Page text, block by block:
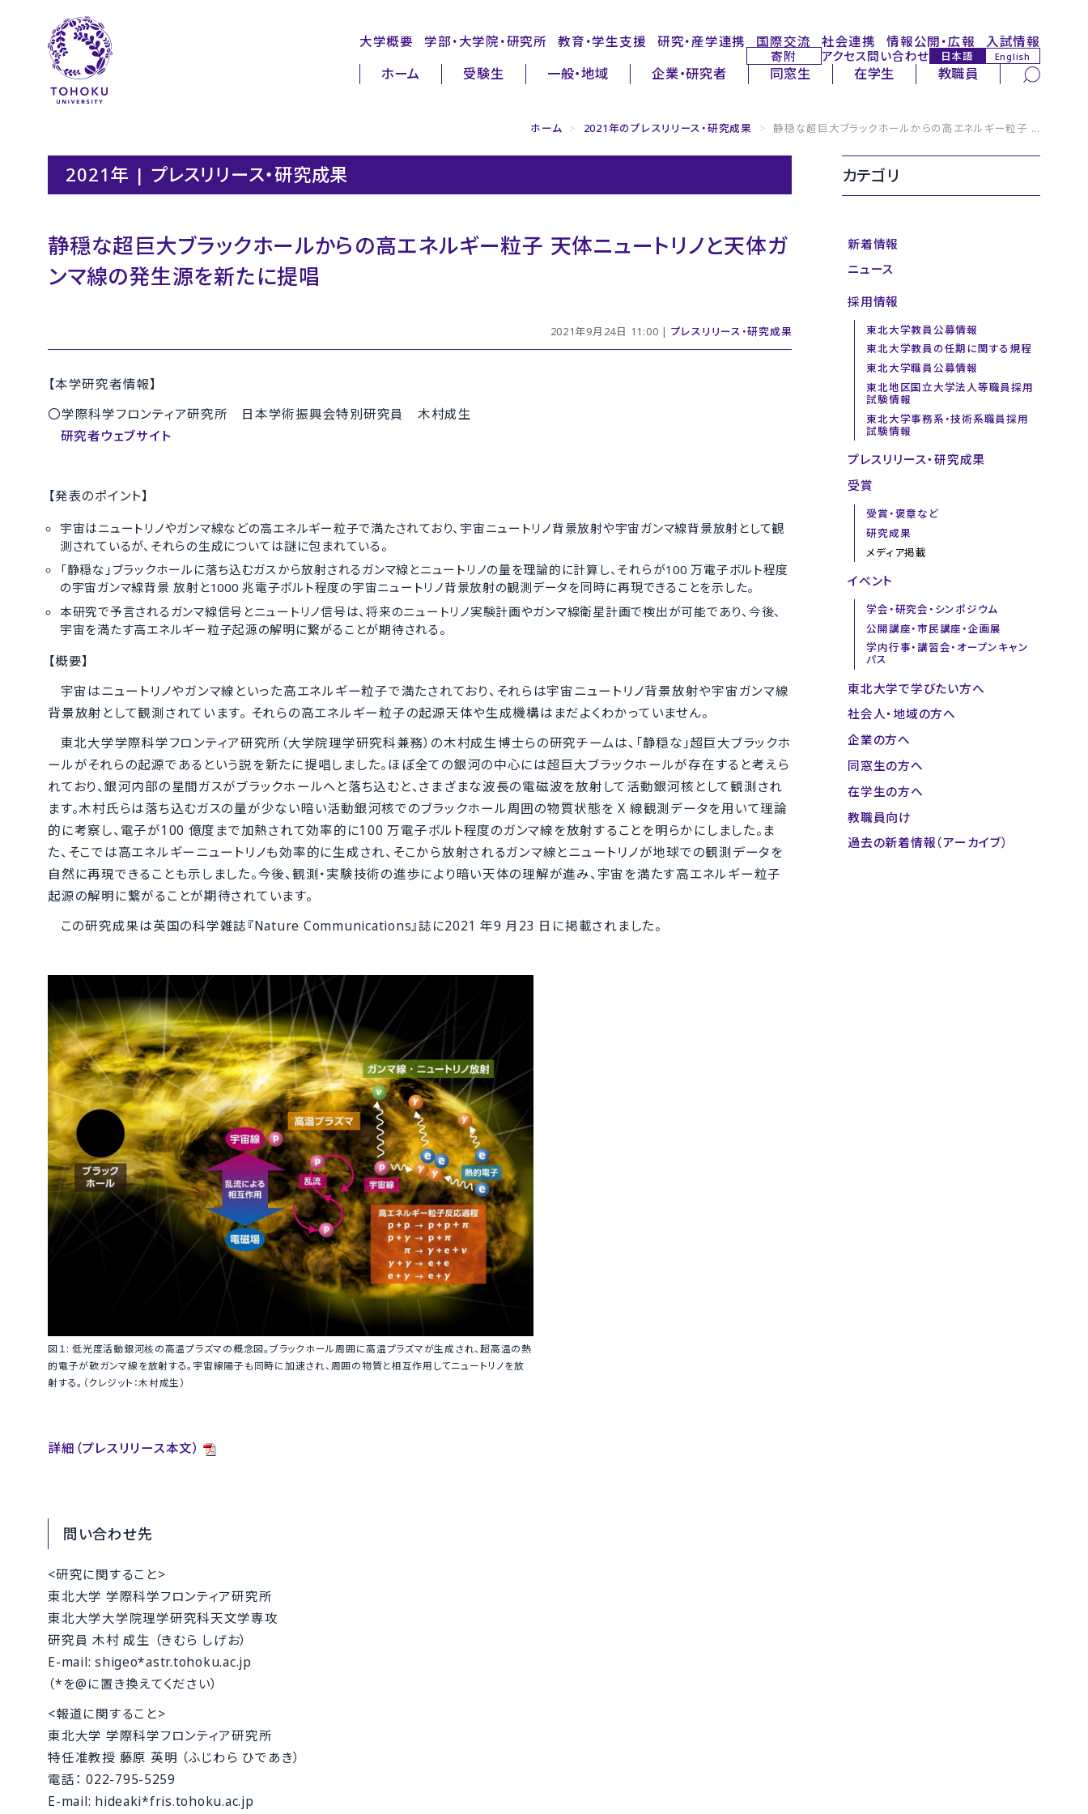
大学概要 学部・大学院・研究所 教育・学生支援 研究・産学連携 国際交流 社会連携 情報公開・広報 入試情報
寄附 アクセス問い合わせ 日本語 English
ホーム 受験生 一般・地域 企業・研究者 同窓生 在学生 教職員
ホーム > 2021年のプレスリリース・研究成果 > 静穏な超巨大ブラックホールからの高エネルギー粒子 ...
2021年 | プレスリリース・研究成果
静穏な超巨大ブラックホールからの高エネルギー粒子 天体ニュートリノと天体ガ
ンマ線の発生源を新たに提唱
2021年9月24日 11:00 | プレスリリース・研究成果
【本学研究者情報】
〇学際科学フロンティア研究所 日本学術振興会特別研究員 木村成生
研究者ウェブサイト
【発表のポイント】
宇宙はニュートリノやガンマ線などの高エネルギー粒子で満たされており、宇宙ニュートリノ背景放射や宇宙ガンマ線背景放射として観
測されているが、それらの生成については謎に包まれている。
「静穏な」ブラックホールに落ち込むガスから放射されるガンマ線とニュートリノの量を理論的に計算し、それらが100 万電子ボルト程度
の宇宙ガンマ線背景 放射と1000 兆電子ボルト程度の宇宙ニュートリノ背景放射の観測データを同時に再現できることを示した。
本研究で予言されるガンマ線信号とニュートリノ信号は、将来のニュートリノ実験計画やガンマ線衛星計画で検出が可能であり、今後、
宇宙を満たす高エネルギー粒子起源の解明に繋がることが期待される。
【概要】
宇宙はニュートリノやガンマ線といった高エネルギー粒子で満たされており、それらは宇宙ニュートリノ背景放射や宇宙ガンマ線
背景放射として観測されています。 それらの高エネルギー粒子の起源天体や生成機構はまだよくわかっていません。
東北大学学際科学フロンティア研究所（大学院理学研究科兼務）の木村成生博士らの研究チームは、「静穏な」超巨大ブラックホ
ールがそれらの起源であるという説を新たに提唱しました。ほぼ全ての銀河の中心には超巨大ブラックホールが存在すると考えら
れており、銀河内部の星間ガスがブラックホールへと落ち込むと、さまざまな波長の電磁波を放射して活動銀河核として観測され
ます。木村氏らは落ち込むガスの量が少ない暗い活動銀河核でのブラックホール周囲の物質状態を X 線観測データを用いて理論
的に考察し、電子が100 億度まで加熱されて効率的に100 万電子ボルト程度のガンマ線を放射することを明らかにしました。ま
た、そこでは高エネルギーニュートリノも効率的に生成され、そこから放射されるガンマ線とニュートリノが地球での観測データを
自然に再現できることも示しました。今後、観測・実験技術の進歩により暗い天体の理解が進み、宇宙を満たす高エネルギー粒子
起源の解明に繋がることが期待されています。
この研究成果は英国の科学雑誌『Nature Communications』誌に2021 年9 月23 日に掲載されました。
図１: 低光度活動銀河核の高温プラズマの概念図。ブラックホール周囲に高温プラズマが生成され、超高温の熱
的電子が軟ガンマ線を放射する。宇宙線陽子も同時に加速され、周囲の物質と相互作用してニュートリノを放
射する。（クレジット：木村成生）
詳細（プレスリリース本文）
問い合わせ先
<研究に関すること>
東北大学 学際科学フロンティア研究所
東北大学大学院理学研究科天文学専攻
研究員 木村 成生 （きむら しげお）
E-mail: shigeo*astr.tohoku.ac.jp
（*を@に置き換えてください）
<報道に関すること>
東北大学 学際科学フロンティア研究所
特任准教授 藤原 英明 （ふじわら ひであき）
電話： 022-795-5259
E-mail: hideaki*fris.tohoku.ac.jp
カテゴリ
新着情報
ニュース
採用情報
東北大学教員公募情報
東北大学教員の任期に関する規程
東北大学職員公募情報
東北地区国立大学法人等職員採用
試験情報
東北大学事務系・技術系職員採用
試験情報
プレスリリース・研究成果
受賞
受賞・褒章など
研究成果
メディア掲載
イベント
学会・研究会・シンポジウム
公開講座・市民講座・企画展
学内行事・講習会・オープンキャン
パス
東北大学で学びたい方へ
社会人・地域の方へ
企業の方へ
同窓生の方へ
在学生の方へ
教職員向け
過去の新着情報（アーカイブ）